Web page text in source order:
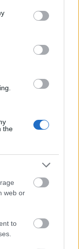
You may click to
party tags to
in below Google
the
web or
to